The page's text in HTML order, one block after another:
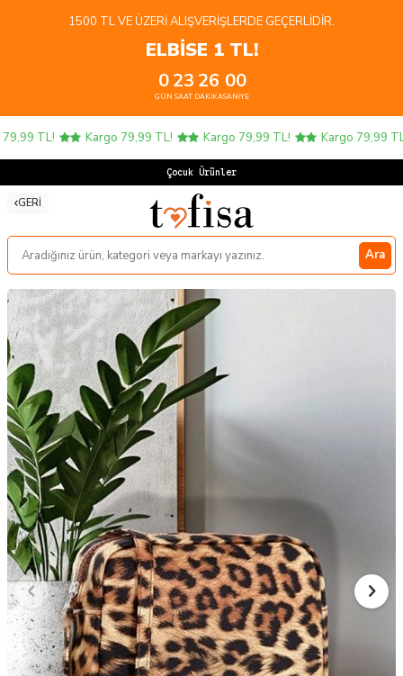
1500 TL VE ÜZERI ALIŞVERIŞLERDE GEÇERLIDIR.
ELBİSE 1 TL!
0
GÜN
23
SAAT
25
DAKIKA
59
SANIYE
TL! Kargo 79,99 TL! Kargo 79,99 TL! Kargo 79,99 TL!
Çocuk Ürünlerind
GERI
Ara